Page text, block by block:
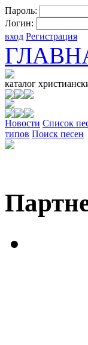
Пароль:
Логин:
вход Регистрация
каталог
Новости Cписок
типов Поиск песен